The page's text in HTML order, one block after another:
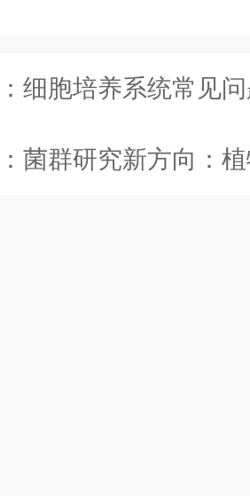
细胞培养系统常见问题
菌群研究新方向：植物-微生物